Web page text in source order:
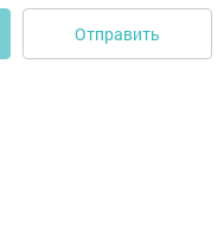
Отправить